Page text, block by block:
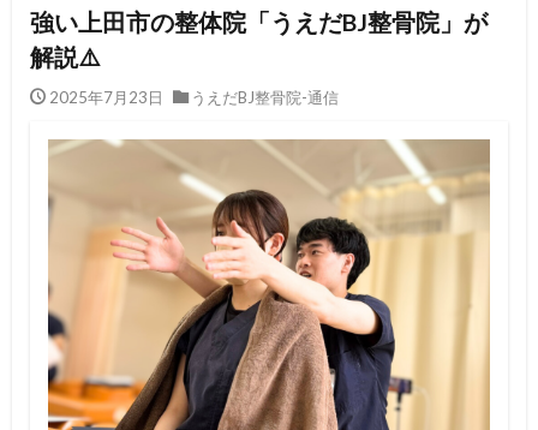
強い上田市の整体院「うえだBJ整骨院」が
解説⚠️
2025年7月23日 うえだBJ整骨院-通信